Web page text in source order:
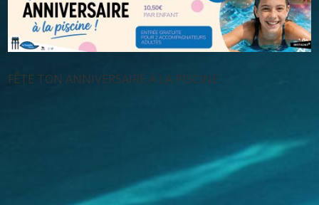
FÊTE TON ANNIVERSAIRE À LA PISCINE